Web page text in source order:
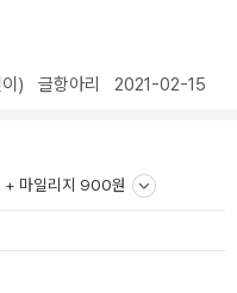
이) 글항아리 2021-02-15
+ 마일리지 900원